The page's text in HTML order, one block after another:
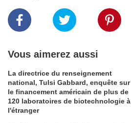
Vous aimerez aussi
La directrice du renseignement
national, Tulsi Gabbard, enquête sur
le financement américain de plus de
120 laboratoires de biotechnologie à
l'étranger